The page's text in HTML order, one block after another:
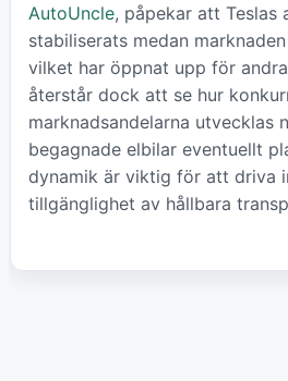
AutoUncle, påpekar att Teslas
stabiliserats medan
vilket har öppnat upp för
återstår dock att se hur
marknadsandelarna utvecklas
begagnade elbilar eventuellt
dynamik är viktig för att driva
tillgänglighet av hållbara